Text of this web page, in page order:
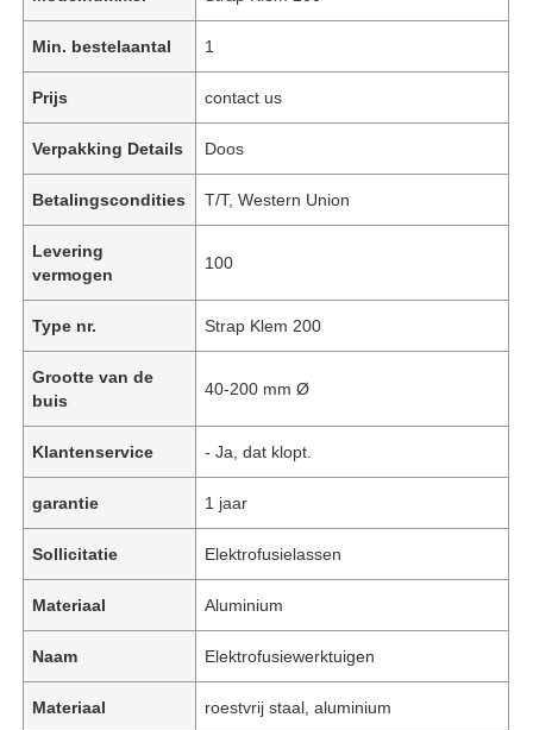
Min. bestelaantal 1
Prijs contact us
Verpakking Details Doos
Betalingscondities T/T, Western Union
Levering
vermogen
100
Type nr. Strap Klem 200
Grootte van de
buis
40-200 mm Ø
Klantenservice - Ja, dat klopt.
garantie 1 jaar
Sollicitatie Elektrofusielassen
Materiaal Aluminium
Naam Elektrofusiewerktuigen
Materiaal roestvrij staal, aluminium